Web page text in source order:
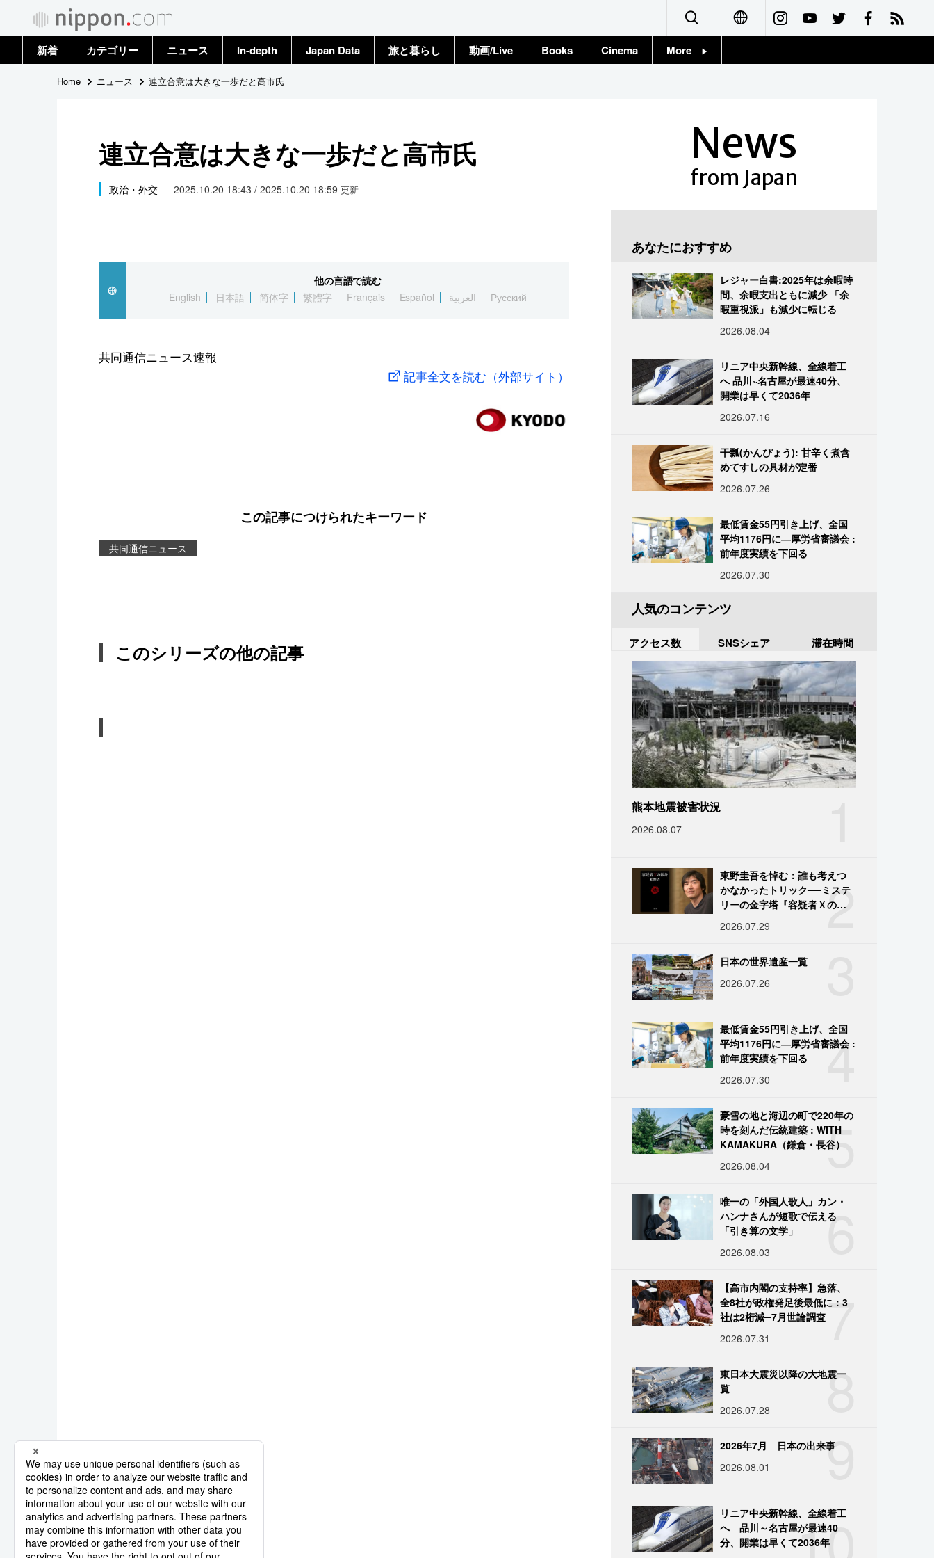
Français
新着 カテゴリー
政治・外交
国際
科学・技術
暮らし
ニュース
トップ
In-depth Japan Data 旅と暮らし 動画/Live Books Cinema More
Home ニュース 連立合意は大きな一歩だと高市氏
連立合意は大きな一歩だと高市氏
政治・外交 2025.10.20 18:43 / 2025.10.20 18:59 更新
他の言語で読む
English
日本語 简体字 繁體字 Français Español العربية Русский
共同通信ニュース速報
記事全文を読む（外部サイト）
この記事につけられたキーワード
共同通信ニュース
このシリーズの他の記事
News
from Japan
あなたにおすすめ
レジャー白書:2025年は余暇時
間、余暇支出ともに減少 「余
暇重視派」も減少に転じる
2026.08.04
リニア中央新幹線、全線着工
へ 品川~名古屋が最速40分、
開業は早くて2036年
2026.07.16
干瓢(かんぴょう): 甘辛く煮含
めてすしの具材が定番
2026.07.26
最低賃金55円引き上げ、全国
平均1176円に―厚労省審議会 :
前年度実績を下回る
2026.07.30
人気のコンテンツ
アクセス数 SNSシェア 滞在時間
熊本地震被害状況
2026.08.07
2
東野圭吾を悼む：誰も考えつ
かなかったトリック──ミステ
リーの金字塔『容疑者Ｘの献
2026.07.29
日本の世界遺産一覧
2026.07.26
4
最低賃金55円引き上げ、全国
平均1176円に―厚労省審議会 :
前年度実績を下回る
2026.07.30
5
豪雪の地と海辺の町で220年の
時を刻んだ伝統建築 : WITH
KAMAKURA（鎌倉・長谷）
2026.08.04
6
唯一の「外国人歌人」カン・
ハンナさんが短歌で伝える
「引き算の文学」
2026.08.03
7
【高市内閣の支持率】急落、
全8社が政権発足後最低に：3
社は2桁減─7月世論調査
2026.07.31
8
東日本大震災以降の大地震一
覧
2026.07.28
9
2026年7月 日本の出来事
2026.08.01
10
リニア中央新幹線、全線着工
へ 品川～名古屋が最速40
分、開業は早くて2036年